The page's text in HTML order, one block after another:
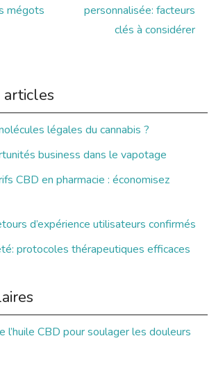
mégots
personnalisée: facteurs
clés à considérer
articles
légales du cannabis ?
business dans le vapotage
CBD en pharmacie : économisez
d’expérience utilisateurs confirmés
protocoles thérapeutiques efficaces
l’huile CBD pour soulager les douleurs